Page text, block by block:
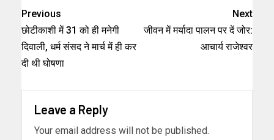
Previous
छोटीकाशी में 31 को ही मनेगी
दिवाली, धर्म संसद ने मार्च में ही कर
दी थी घोषणा
Next
जीवन में मर्यादा पालन पर दें जोर:
आचार्य राजेश्वर
Leave a Reply
Your email address will not be published.